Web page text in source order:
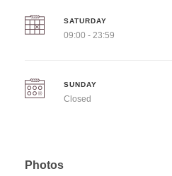
SATURDAY
09:00 - 23:59
SUNDAY
Closed
Photos